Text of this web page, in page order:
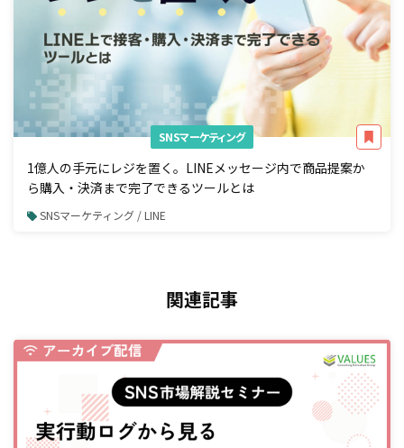
SNSマーケティング
1億人の手元にレジを置く。LINEメッセージ内で商品提案か
ら購入・決済まで完了できるツールとは
SNSマーケティング / LINE
関連記事